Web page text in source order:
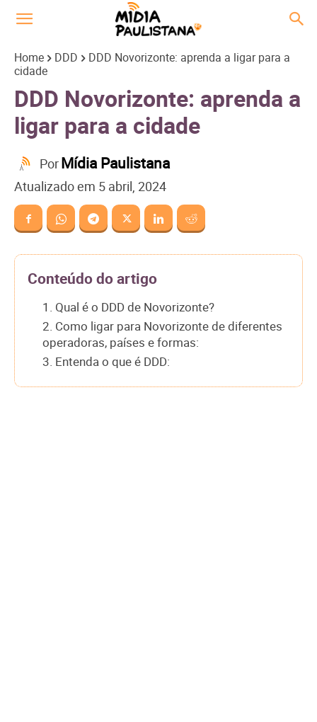
Home DDD
DDD Novorizonte: aprenda a ligar para a
cidade
DDD Novorizonte: aprenda a
ligar para a cidade
PorMídia Paulistana
Atualizado em 5 abril, 2024
Conteúdo do artigo
1. Qual é o DDD de Novorizonte?
2. Como ligar para Novorizonte de diferentes
operadoras, países e formas:
3. Entenda o que é DDD: